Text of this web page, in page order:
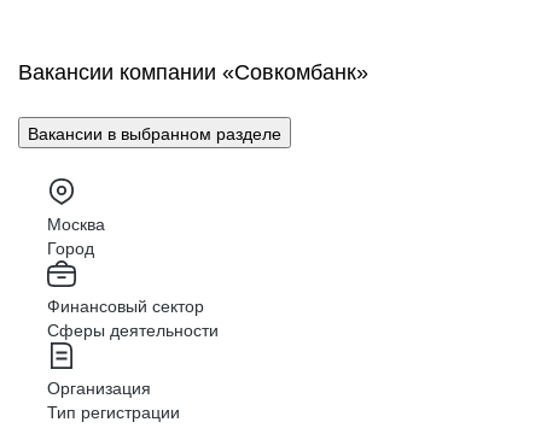
Вакансии компании «Совкомбанк»
Вакансии в выбранном разделе
Москва
Город
Финансовый сектор
Сферы деятельности
Организация
Тип регистрации